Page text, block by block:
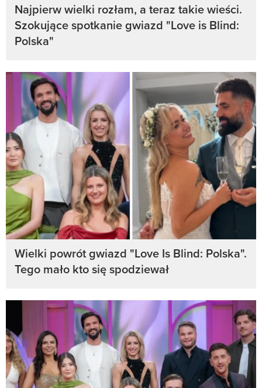
Najpierw wielki rozłam, a teraz takie wieści.
Szokujące spotkanie gwiazd "Love is Blind:
Polska"
Wielki powrót gwiazd "Love Is Blind: Polska".
Tego mało kto się spodziewał